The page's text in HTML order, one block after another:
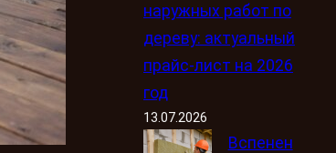
наружных работ по
дереву: актуальный
прайс-лист на 2026
год
13.07.2026
Вспенен